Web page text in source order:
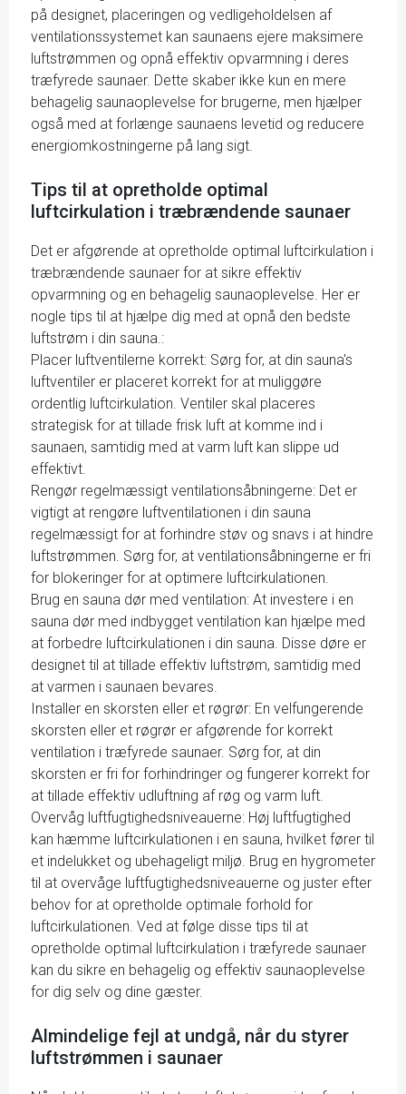
på designet, placeringen og vedligeholdelsen af
ventilationssystemet kan saunaens ejere maksimere
luftstrømmen og opnå effektiv opvarmning i deres
træfyrede saunaer. Dette skaber ikke kun en mere
behagelig saunaoplevelse for brugerne, men hjælper
også med at forlænge saunaens levetid og reducere
energiomkostningerne på lang sigt.
Tips til at opretholde optimal
luftcirkulation i træbrændende saunaer
Det er afgørende at opretholde optimal luftcirkulation i
træbrændende saunaer for at sikre effektiv
opvarmning og en behagelig saunaoplevelse. Her er
nogle tips til at hjælpe dig med at opnå den bedste
luftstrøm i din sauna.:
Placer luftventilerne korrekt: Sørg for, at din sauna's
luftventiler er placeret korrekt for at muliggøre
ordentlig luftcirkulation. Ventiler skal placeres
strategisk for at tillade frisk luft at komme ind i
saunaen, samtidig med at varm luft kan slippe ud
effektivt.
Rengør regelmæssigt ventilationsåbningerne: Det er
vigtigt at rengøre luftventilationen i din sauna
regelmæssigt for at forhindre støv og snavs i at hindre
luftstrømmen. Sørg for, at ventilationsåbningerne er fri
for blokeringer for at optimere luftcirkulationen.
Brug en sauna dør med ventilation: At investere i en
sauna dør med indbygget ventilation kan hjælpe med
at forbedre luftcirkulationen i din sauna. Disse døre er
designet til at tillade effektiv luftstrøm, samtidig med
at varmen i saunaen bevares.
Installer en skorsten eller et røgrør: En velfungerende
skorsten eller et røgrør er afgørende for korrekt
ventilation i træfyrede saunaer. Sørg for, at din
skorsten er fri for forhindringer og fungerer korrekt for
at tillade effektiv udluftning af røg og varm luft.
Overvåg luftfugtighedsniveauerne: Høj luftfugtighed
kan hæmme luftcirkulationen i en sauna, hvilket fører til
et indelukket og ubehageligt miljø. Brug en hygrometer
til at overvåge luftfugtighedsniveauerne og juster efter
behov for at opretholde optimale forhold for
luftcirkulationen. Ved at følge disse tips til at
opretholde optimal luftcirkulation i træfyrede saunaer
kan du sikre en behagelig og effektiv saunaoplevelse
for dig selv og dine gæster.
Almindelige fejl at undgå, når du styrer
luftstrømmen i saunaer